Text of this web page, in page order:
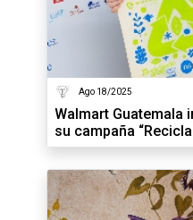
Ago 18/2025
Walmart Guatemala
su campaña